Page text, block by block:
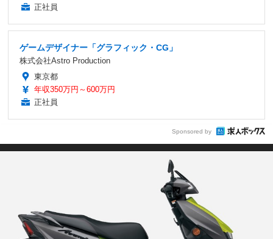
正社員
ゲームデザイナー「グラフィック・CG」
株式会社Astro Production
東京都
年収350万円～600万円
正社員
Sponsored by